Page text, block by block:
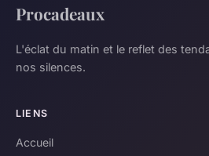
Procadeaux
L'éclat du matin et le reflet des
nos silences.
LIENS
Accueil